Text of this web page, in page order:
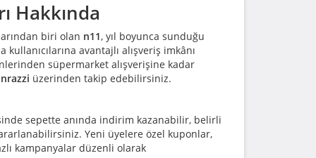
Hakkında
biri olan n11, yıl boyunca sunduğu
avantajlı alışveriş imkânı
süpermarket alışverişine kadar
üzerinden takip edebilirsiniz.
sepette anında indirim kazanabilir, belirli
Yeni üyelere özel kuponlar,
kampanyalar düzenli olarak